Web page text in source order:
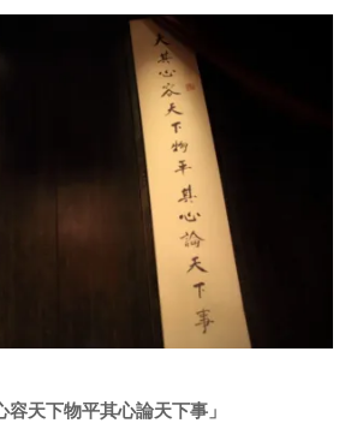
容天下物平其心論天下事」